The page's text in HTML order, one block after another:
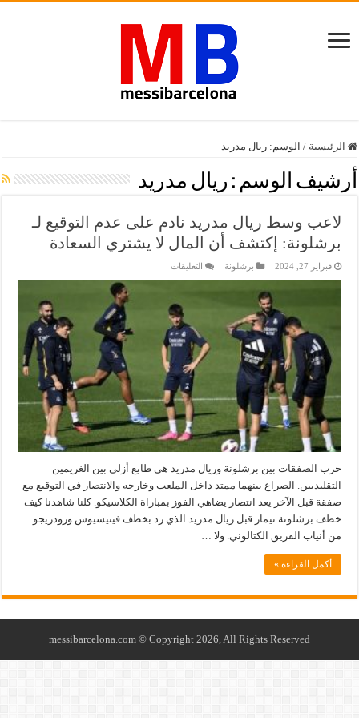
الرئيسية / الوسم:ريال مدريد
أرشيف الوسم : ريال مدريد
لاعب وسط ريال مدريد نادم على عدم التوقيع لـ
برشلونة: إكتشف أن المال لا يشتري السعادة
فبراير 27, 2024 برشلونة التعليقات
مدريد
نادم
على
عدم
التوقيع
لـ
برشلونة:
إكتشف
أن
المال
لا
يشتري
السعادة
مغلقة
حرب الصفقات بين برشلونة وريال مدريد هي طابع أزلي بين الغريمين
التقليديين. الصراع بينهما ممتد داخل الملعب وخارجه والانتصار في التوقيع مع
صفقة قبل الآخر يعد انتصار يضاهي الفوز بمباراة الكلاسيكو. كلنا شاهدنا كيف
خطف برشلونة نيمار قبل ريال مدريد الذي رد بخطف فينيسيوس ورودريجو
من أنياب الفريق الكتالوني. ولا …
أكمل القراءة »
messibarcelona.com © Copyright 2026, All Rights Reserved